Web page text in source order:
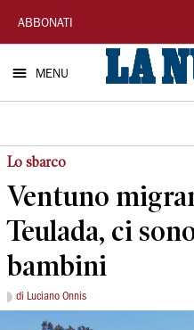
La
Nuova
Sardegna
ABBONATI
MENU
Lo sbarco
Ventuno
Teulada, ci
bambini
di Luciano Onnis